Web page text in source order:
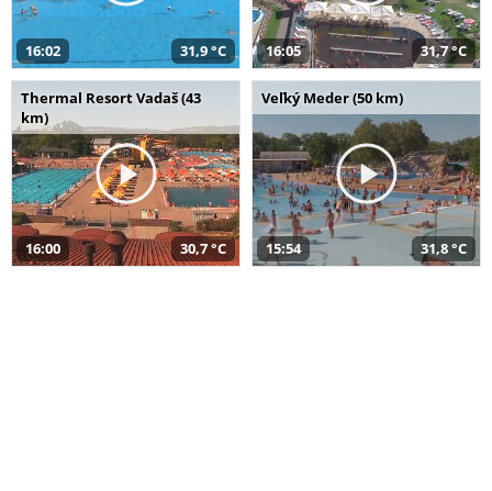
16:02 31,9 °C 16:05 31,7 °C
Thermal Resort Vadaš (43
km)
16:00 30,7 °C
Veľký Meder (50 km)
15:54 31,8 °C